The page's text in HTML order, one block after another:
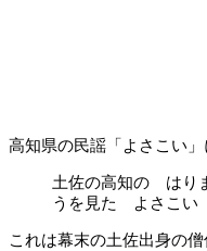
高知県の民謡「よさこい
土佐の高知の はり
うを見た よさこい
これは幕末の土佐出身の